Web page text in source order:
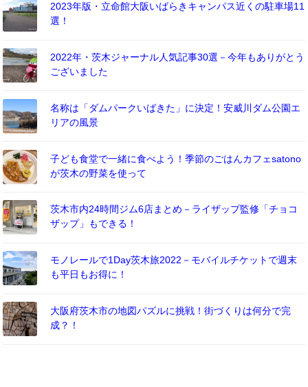
2023年版・立命館大阪いばらきキャンパス近くの駐車場11
選！
2022年・茨木ジャーナル人気記事30選－今年もありがとう
ございました
名称は「ダムパークいばきた」に決定！安威川ダム公園エ
リアの風景
子ども食堂で一緒に食べよう！季節のごはんカフェsatono
が茨木の野菜を使って
茨木市内24時間ジム6店まとめ－ライザップ監修「チョコ
ザップ」もできる！
モノレールで1Day茨木旅2022－モバイルチケットで週末
も平日もお得に！
大阪府茨木市の地図パズルに挑戦！街づくりは何分で完
成？！